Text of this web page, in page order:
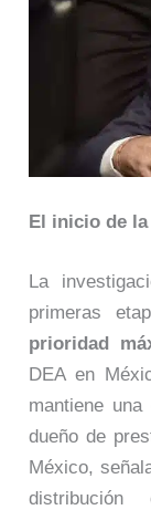
El inicio de
La
primeras
prioridad
DEA en
mantiene
dueño de
México,